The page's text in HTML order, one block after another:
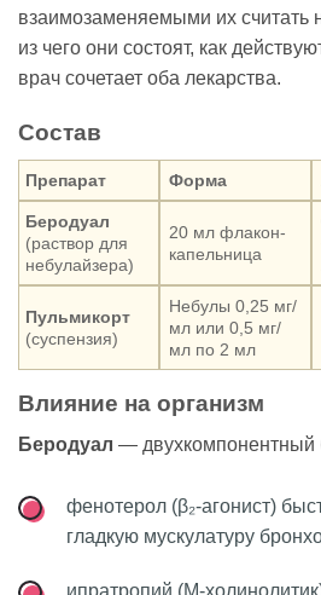
взаимозаменяемыми их считать
из чего они состоят, как
врач сочетает оба лекарства.
Состав
Препарат Форма
Беродуал
(раствор для
небулайзера)
20 мл флакон-
капельница
Пульмикорт
(суспензия)
Небулы 0,25 мг/
мл или 0,5 мг/
мл по 2 мл
Влияние на организм
Беродуал — двухкомпонентный
фенотерол (β₂-агонист)
гладкую мускулатуру
ипратропий (М-